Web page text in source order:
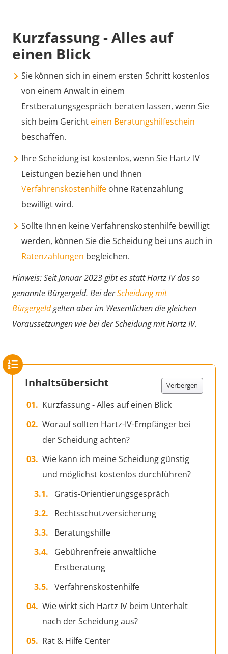
Kurzfassung - Alles auf
einen Blick
Sie können sich in einem ersten Schritt kostenlos
von einem Anwalt in einem
Erstberatungsgespräch beraten lassen, wenn Sie
sich beim Gericht einen Beratungshilfeschein
beschaffen.
Ihre Scheidung ist kostenlos, wenn Sie Hartz IV
Leistungen beziehen und Ihnen
Verfahrenskostenhilfe ohne Ratenzahlung
bewilligt wird.
Sollte Ihnen keine Verfahrenskostenhilfe bewilligt
werden, können Sie die Scheidung bei uns auch in
Ratenzahlungen begleichen.
Hinweis: Seit Januar 2023 gibt es statt Hartz IV das so
genannte Bürgergeld. Bei derScheidung mit
Bürgergeldgelten aber im Wesentlichen die gleichen
Voraussetzungen wie bei der Scheidung mit Hartz IV.
Inhaltsübersicht Verbergen
Kurzfassung - Alles auf einen Blick
Worauf sollten Hartz-IV-Empfänger bei
der Scheidung achten?
Wie kann ich meine Scheidung günstig
und möglichst kostenlos durchführen?
Gratis-Orientierungsgespräch
Rechtsschutzversicherung
Beratungshilfe
Gebührenfreie anwaltliche
Erstberatung
Verfahrenskostenhilfe
Wie wirkt sich Hartz IV beim Unterhalt
nach der Scheidung aus?
Rat & Hilfe Center